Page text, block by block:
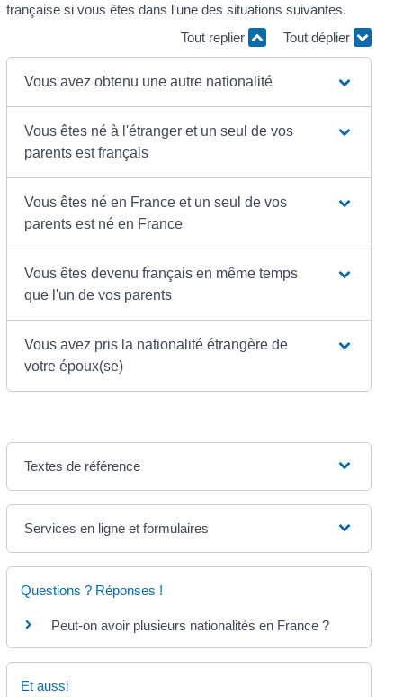
française si vous êtes dans l'une des situations suivantes.
Tout replier
Tout déplier
Vous avez obtenu une autre nationalité
Vous êtes né à l'étranger et un seul de vos
parents est français
Vous êtes né en France et un seul de vos
parents est né en France
Vous êtes devenu français en même temps
que l'un de vos parents
Vous avez pris la nationalité étrangère de
votre époux(se)
Textes de référence
Services en ligne et formulaires
Questions ? Réponses !
Peut-on avoir plusieurs nationalités en France ?
Et aussi